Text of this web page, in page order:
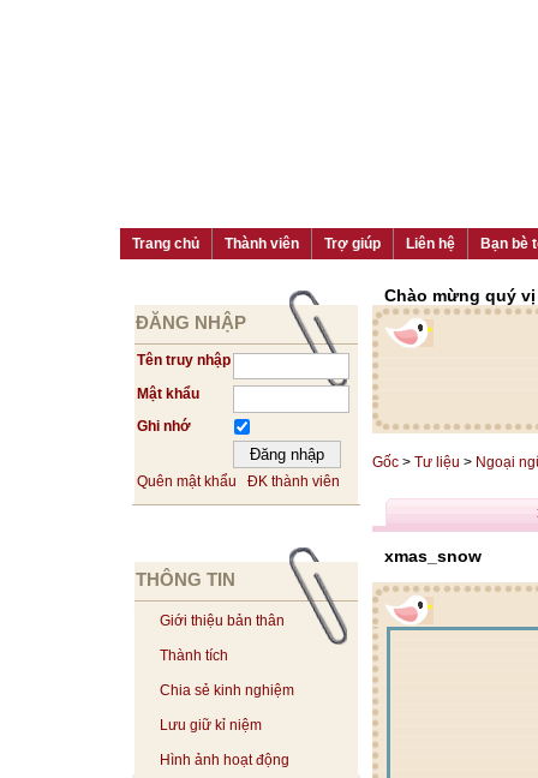
Trang chủ Thành viên Trợ giúp Liên hệ Bạn bè
ĐĂNG NHẬP
Tên truy nhập
Mật khẩu
Ghi nhớ
Quên mật khẩu ĐK thành viên
THÔNG TIN
Giới thiệu bản thân
Thành tích
Chia sẻ kinh nghiệm
Lưu giữ kỉ niệm
Hình ảnh hoạt động
Chào mừng quý
Gốc > Tư liệu > Ngoại
xmas_snow